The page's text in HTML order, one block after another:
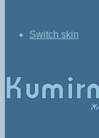
Switch skin